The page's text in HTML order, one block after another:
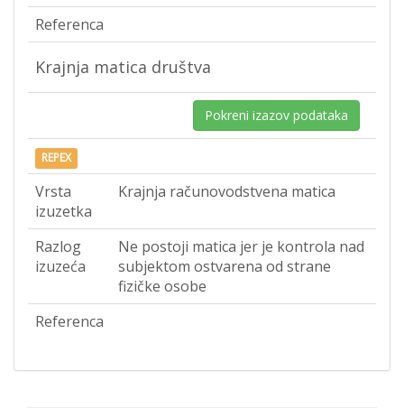
Referenca
Krajnja matica društva
Pokreni izazov podataka
REPEX
Vrsta
izuzetka
Krajnja računovodstvena matica
Razlog
izuzeća
Ne postoji matica jer je kontrola nad
subjektom ostvarena od strane
fizičke osobe
Referenca